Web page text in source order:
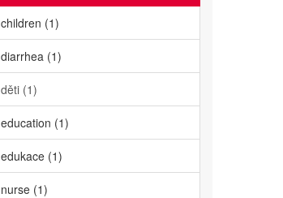
children (1)
diarrhea (1)
děti (1)
education (1)
edukace (1)
nurse (1)